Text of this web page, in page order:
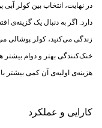
در نهایت، انتخاب بین کولر
دارد. اگر به دنبال یک گزینه‌ی
زندگی می‌کنید، کولر پوشالی
خنک‌کنندگی بهتر و دوام
هزینه‌ی اولیه‌ی آن کمی بیشتر
کارایی و عملکرد